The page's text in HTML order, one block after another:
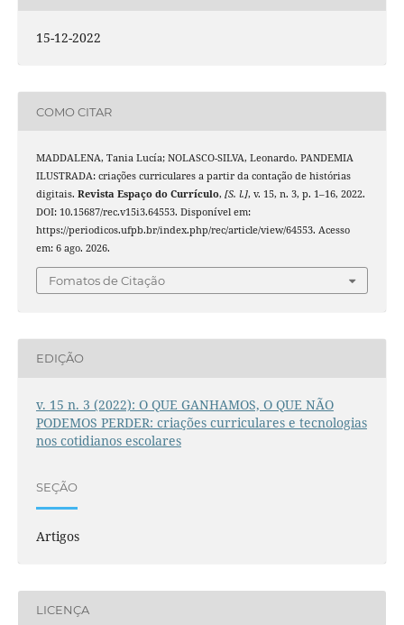
15-12-2022
COMO CITAR
MADDALENA, Tania Lucía; NOLASCO-SILVA, Leonardo. PANDEMIA
ILUSTRADA: criações curriculares a partir da contação de histórias
digitais. Revista Espaço do Currículo, [S. l.], v. 15, n. 3, p. 1–16, 2022.
DOI: 10.15687/rec.v15i3.64553. Disponível em:
https://periodicos.ufpb.br/index.php/rec/article/view/64553. Acesso
em: 6 ago. 2026.
Fomatos de Citação
EDIÇÃO
v. 15 n. 3 (2022): O QUE GANHAMOS, O QUE NÃO
PODEMOS PERDER: criações curriculares e tecnologias
nos cotidianos escolares
SEÇÃO
Artigos
LICENÇA